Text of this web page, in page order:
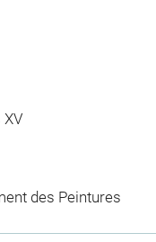
des Peintures